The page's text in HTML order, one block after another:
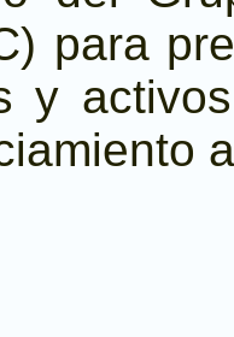
para
y